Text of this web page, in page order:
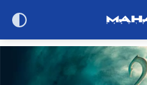
Сегодня в кино